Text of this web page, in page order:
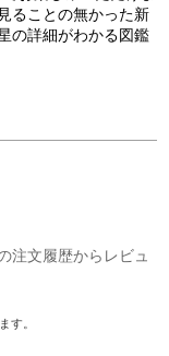
ることの無かった新
の詳細がわかる図鑑
注文履歴からレビュ
す。